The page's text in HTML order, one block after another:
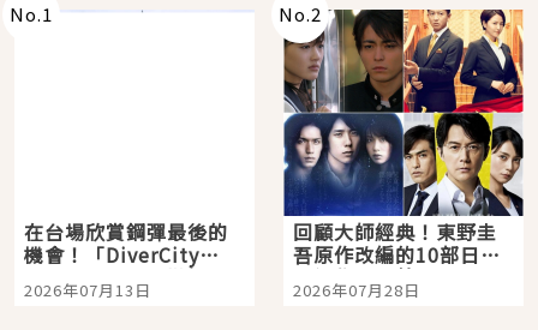
No.1
在台場欣賞鋼彈最後的
機會！「DiverCity
Tokyo Plaza」搭船、
購物、美食及夜景，一
2026年07月13日
No.2
回顧大師經典！東野圭
吾原作改編的10部日本
影視作品推薦
2026年07月28日